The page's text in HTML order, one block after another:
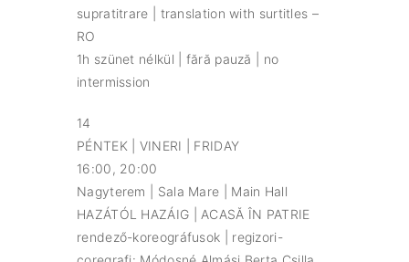
supratitrare | translation with surtitles –
RO
1h szünet nélkül | fără pauză | no
intermission
14
PÉNTEK | VINERI | FRIDAY
16:00, 20:00
Nagyterem | Sala Mare | Main Hall
HAZÁTÓL HAZÁIG | ACASĂ ÎN PATRIE
rendező-koreográfusok | regizori-